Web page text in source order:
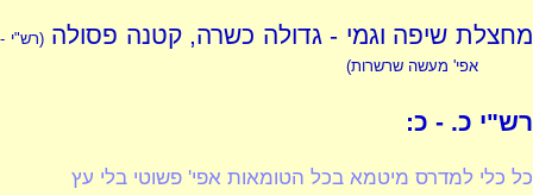
מחצלת שיפה וגמי - גדולה כשרה, קטנה פסולה(רש"י -
אפי' מעשה שרשרות)
רש"י כ. - כ:
כל כלי למדרס מיטמא בכל הטומאות אפי' פשוטי בלי עץ